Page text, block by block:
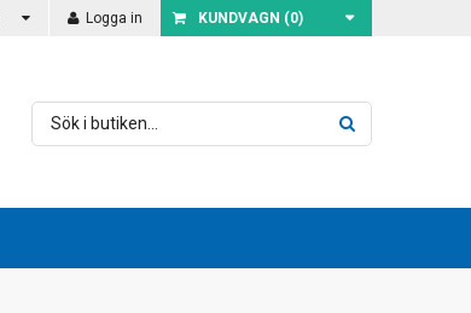
Logga in KUNDVAGN (0)